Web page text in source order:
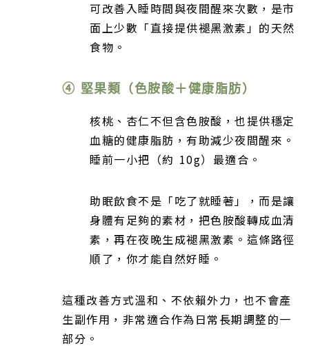
可改善入睡時間與夜間醒來次數，是市
面上少數「直接提供褪黑激素」的天然
食物。
④ 堅果類（色胺酸＋健康脂肪）
核桃、杏仁不但含色胺酸，也提供穩定
血糖的健康脂肪，有助減少夜間醒來。
睡前一小把（約 10g）最適合。
助眠飲食不是「吃了就睡著」，而是讓
身體有足夠的素材，把色胺酸轉成血清
素，再在夜晚生成褪黑激素。這條路徑
順了，你才能自然好睡。
這種改善方式溫和、不依賴外力，也不會產
生副作用，非常適合作為日常長期調整的一
部分。